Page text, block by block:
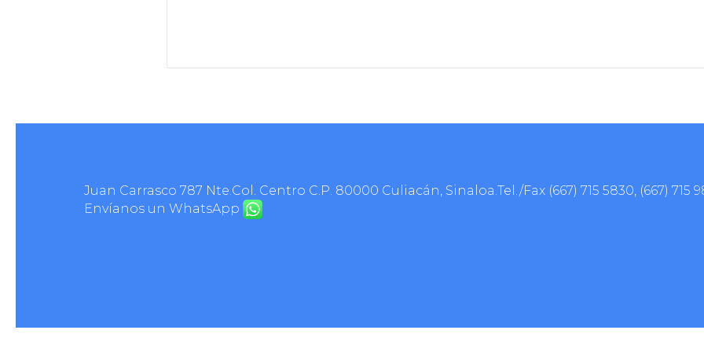
Juan Carrasco 787 Nte.Col. Centro C.P. 80000 Culiacán, Sinaloa.Tel./Fax (667) 715 5830, (667) 715
Envíanos un WhatsApp